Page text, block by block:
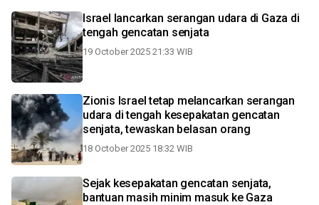
Israel lancarkan serangan udara di Gaza di
tengah gencatan senjata
19 October 2025 21:33 WIB
Zionis Israel tetap melancarkan serangan
udara di tengah kesepakatan gencatan
senjata, tewaskan belasan orang
18 October 2025 18:32 WIB
Sejak kesepakatan gencatan senjata,
bantuan masih minim masuk ke Gaza